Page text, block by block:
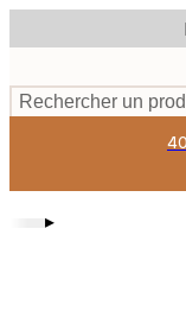
to
content.
Rechercher un
▸